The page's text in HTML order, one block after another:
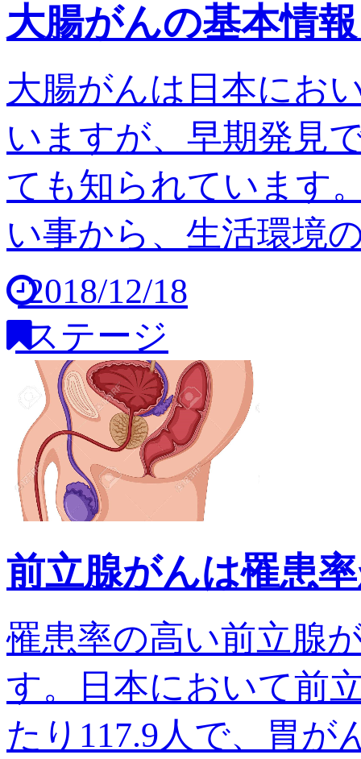
大腸がんの基本情
大腸がんは日本にお
いますが、早期発見
ても知られています
い事から、生活環境
2018/12/18
ステージ
前立腺がんは罹患
罹患率の高い前立腺
す。日本において前
たり117.9人で、胃が